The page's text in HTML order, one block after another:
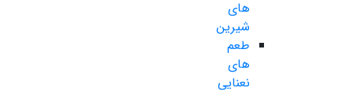
های
شیرین
طعم
های
نعنایی